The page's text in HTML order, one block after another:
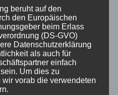
etwas aufzugeben,
angetreten ist,
nicht leicht zu
Kompetenz.
hinschmeissen“?
beruht auf den
den Europäischen
beim Erlass
(DS-GVO)
Datenschutzerklärung
als auch für
einfach
Um dies zu
vorab die verwendeten